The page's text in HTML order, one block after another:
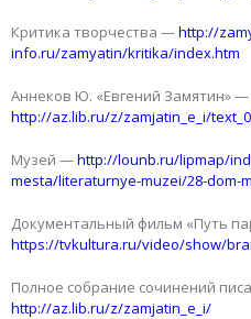
Критика творчества —http://
info.ru/zamyatin/kritika/index.htm
Аннеков Ю. «Евгений Замятин» —
http://az.lib.ru/z/zamjatin_e_i/
Музей —http://lounb.ru/lipmap/
mesta/literaturnye-muzei/28-dom-
Документальный фильм «Путь
https://tvkultura.ru/video/show/
Полное собрание сочинений
http://az.lib.ru/z/zamjatin_e_i/